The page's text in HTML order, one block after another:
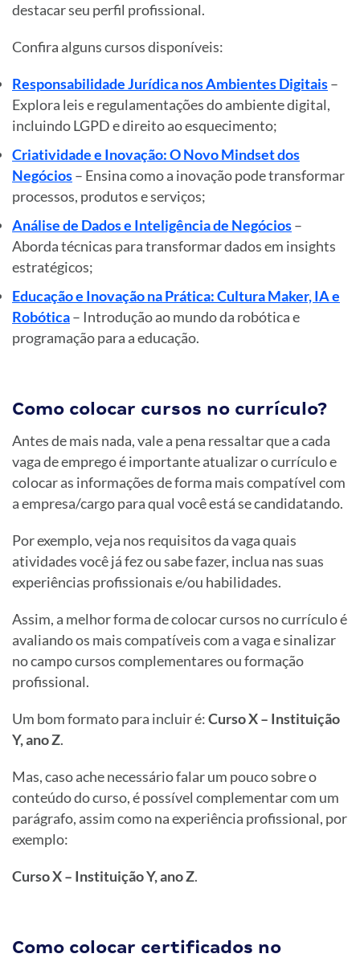
destacar seu perfil profissional.
Confira alguns cursos disponíveis:
Responsabilidade Jurídica nos Ambientes Digitais–
Explora leis e regulamentações do ambiente digital,
incluindo LGPD e direito ao esquecimento;
Criatividade e Inovação: O Novo Mindset dos
Negócios– Ensina como a inovação pode transformar
processos, produtos e serviços;
Análise de Dados e Inteligência de Negócios–
Aborda técnicas para transformar dados em insights
estratégicos;
Educação e Inovação na Prática: Cultura Maker, IA e
Robótica– Introdução ao mundo da robótica e
programação para a educação.
Como colocar cursos no currículo?
Antes de mais nada, vale a pena ressaltar que a cada
vaga de emprego é importante atualizar o currículo e
colocar as informações de forma mais compatível com
a empresa/cargo para qual você está se candidatando.
Por exemplo, veja nos requisitos da vaga quais
atividades você já fez ou sabe fazer, inclua nas suas
experiências profissionais e/ou habilidades.
Assim, a melhor forma de colocar cursos no currículo é
avaliando os mais compatíveis com a vaga e sinalizar
no campo cursos complementares ou formação
profissional.
Um bom formato para incluir é:Curso X – Instituição
Y, ano Z.
Mas, caso ache necessário falar um pouco sobre o
conteúdo do curso, é possível complementar com um
parágrafo, assim como na experiência profissional, por
exemplo:
Curso X – Instituição Y, ano Z.
Como colocar certificados no